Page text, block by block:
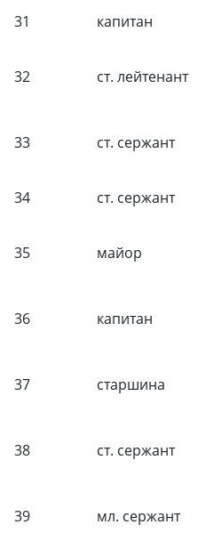
31
капитан
32 ст. лейтенант
33 ст. сержант
34
ст. сержант
35 майор
36 капитан
37 старшина
38 ст. сержант
39 мл. сержант